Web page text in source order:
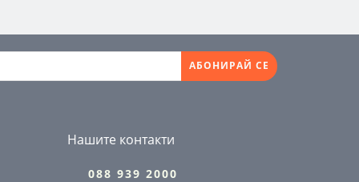
АБОНИРАЙ СЕ
Нашите контакти
088 939 2000